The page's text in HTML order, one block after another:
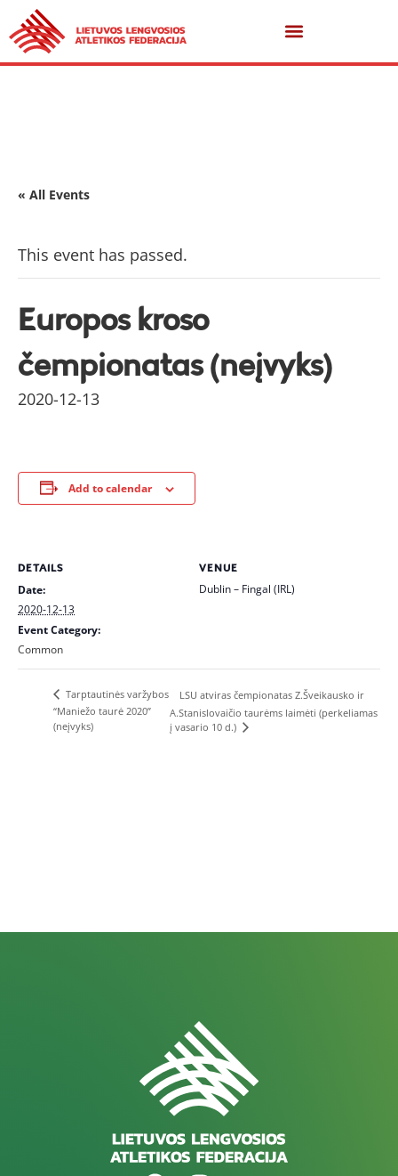
« All Events
This event has passed.
Europos kroso
čempionatas (neįvyks)
2020-12-13
Add to calendar
DETAILS
Date:
2020-12-13
Event Category:
Common
VENUE
Dublin – Fingal (IRL)
Tarptautinės varžybos
“Maniežo taurė 2020”
(neįvyks)
LSU atviras čempionatas Z.Šveikausko ir
A.Stanislovaičio taurėms laimėti (perkeliamas
į vasario 10 d.)